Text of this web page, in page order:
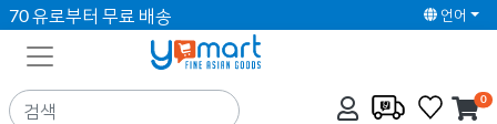
70 유로부터 무료 배송 언어
0